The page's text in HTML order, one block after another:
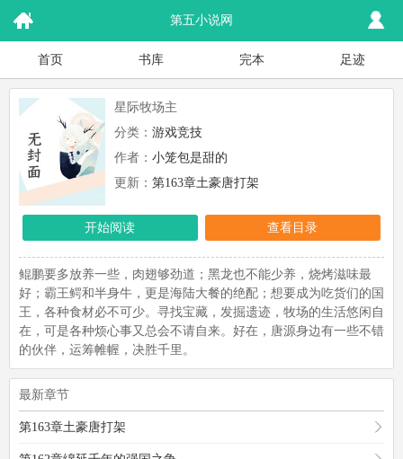
第五小说网
首页 书库 完本 足迹
星际牧场主
分类： 游戏竞技
作者： 小笼包是甜的
更新： 第163章土豪唐打架
开始阅读 查看目录
鲲鹏要多放养一些，肉翅够劲道；黑龙也不能少养，烧烤滋味最
好；霸王鳄和半身牛，更是海陆大餐的绝配；想要成为吃货们的国
王，各种食材必不可少。寻找宝藏，发掘遗迹，牧场的生活悠闲自
在，可是各种烦心事又总会不请自来。好在，唐源身边有一些不错
的伙伴，运筹帷幄，决胜千里。
最新章节
第163章土豪唐打架